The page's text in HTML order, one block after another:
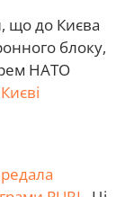
що до Києва
блоку,
НАТО